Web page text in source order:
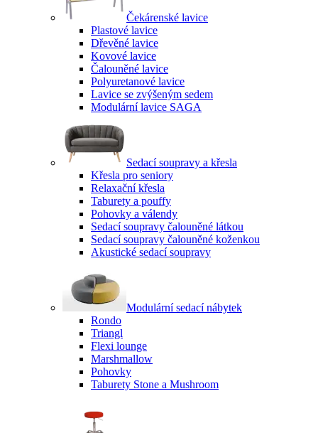
Čekárenské lavice
Plastové lavice
Dřevěné lavice
Kovové lavice
Čalouněné lavice
Polyuretanové lavice
Lavice se zvýšeným sedem
Modulární lavice SAGA
Sedací soupravy a křesla
Křesla pro seniory
Relaxační křesla
Taburety a pouffy
Pohovky a válendy
Sedací soupravy čalouněné látkou
Sedací soupravy čalouněné koženkou
Akustické sedací soupravy
Modulární sedací nábytek
Rondo
Triangl
Flexi lounge
Marshmallow
Pohovky
Taburety Stone a Mushroom